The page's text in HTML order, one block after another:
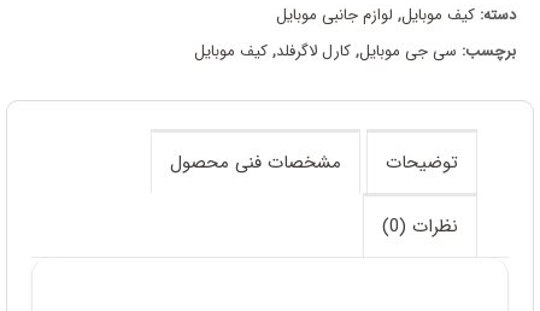
دسته: کیف موبایل, لوازم جانبی موبایل
برچسب: سی جی موبایل,کارل لاگرفلد,کیف موبایل
توضیحات مشخصات فنی محصول
نظرات (0)